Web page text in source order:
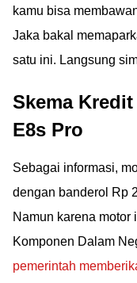
kamu bisa
Jaka bakal
satu ini. Langsung
Skema
E8s Pro
Sebagai informasi,
dengan banderol Rp
Namun karena motor
Komponen Dalam
pemerintah